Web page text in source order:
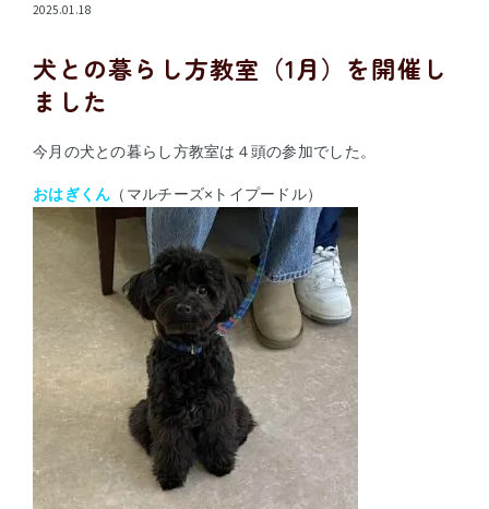
2025.01.18
犬との暮らし方教室（1月）を開催し
ました
今月の犬との暮らし方教室は４頭の参加でした。
おはぎくん （マルチーズ×トイプードル）